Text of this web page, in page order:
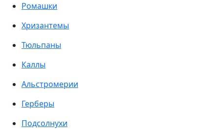
Ромашки
Хризантемы
Тюльпаны
Каллы
Альстромерии
Герберы
Подсолнухи